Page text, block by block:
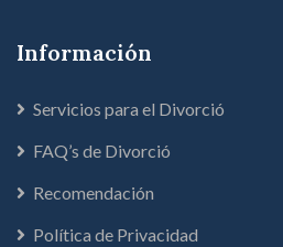
Información
Servicios para el Divorció
FAQ’s de Divorció
Recomendación
Política de Privacidad